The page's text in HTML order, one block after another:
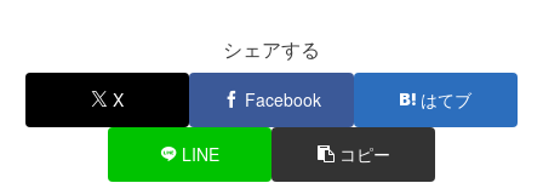
シェアする
X Facebook はてブ
LINE コピー